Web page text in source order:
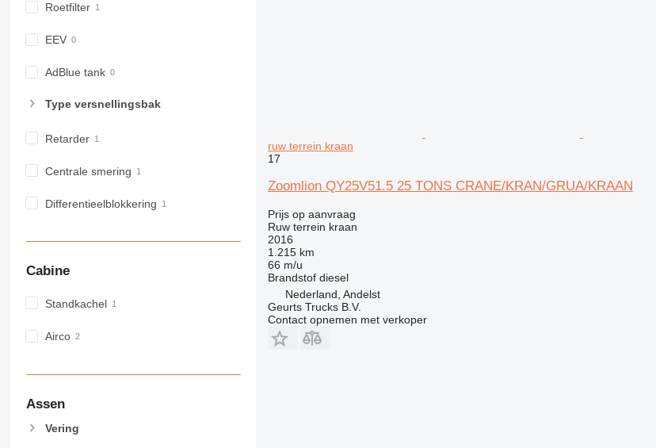
Roetfilter
EEV
AdBlue tank
Type versnellingsbak
Retarder
Centrale smering
Differentieelblokkering
Cabine
Standkachel
Airco
Assen
Vering
ruw terrein kraan
17
Zoomlion QY25V51.5 25 TONS CRANE/KRAN/GRUA/KRAAN
Prijs op aanvraag
Ruw terrein kraan
2016
1.215 km
66 m/u
Brandstof diesel
Nederland, Andelst
Geurts Trucks B.V.
Contact opnemen met verkoper